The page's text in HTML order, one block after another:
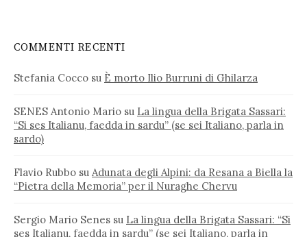
COMMENTI RECENTI
Stefania Cocco su È morto Ilio Burruni di Ghilarza
SENES Antonio Mario su La lingua della Brigata Sassari:
“Si ses Italianu, faedda in sardu” (se sei Italiano, parla in
sardo)
Flavio Rubbo su Adunata degli Alpini: da Resana a Biella la
“Pietra della Memoria” per il Nuraghe Chervu
Sergio Mario Senes su La lingua della Brigata Sassari: “Si
ses Italianu, faedda in sardu” (se sei Italiano, parla in